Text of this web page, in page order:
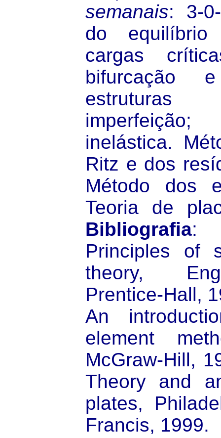
semanais: 3-
do equilíbrio
cargas
bifurcação
inelástica.
Ritz e dos
Método dos
Teoria de
Bibliografia:
Principles of
theory,
Prentice-Hall,
An
element
McGraw-Hill,
Theory and
plates,
Francis, 1999.